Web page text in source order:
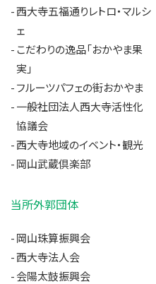
西大寺五福通りレトロ・マルシ
ェ
こだわりの逸品「おかやま果
実」
フルーツパフェの街おかやま
一般社団法人西大寺活性化
協議会
西大寺地域のイベント・観光
岡山武蔵倶楽部
当所外郭団体
岡山珠算振興会
西大寺法人会
会陽太鼓振興会